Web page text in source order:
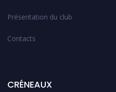
Présentation du club
Contacts
CRÉNEAUX